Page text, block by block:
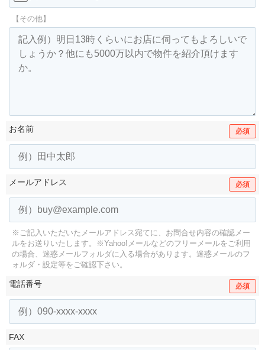
【その他】
お名前 必須
メールアドレス 必須
※ご記入いただいたメールアドレス宛てに、お問合せ内容の確認メー
ルをお送りいたします。
※Yahoo!メールなどのフリーメールをご利用
の場合、迷惑メールフォルダに入る場合があります。 迷惑メールのフ
ォルダ・設定等をご確認下さい。
電話番号 必須
FAX